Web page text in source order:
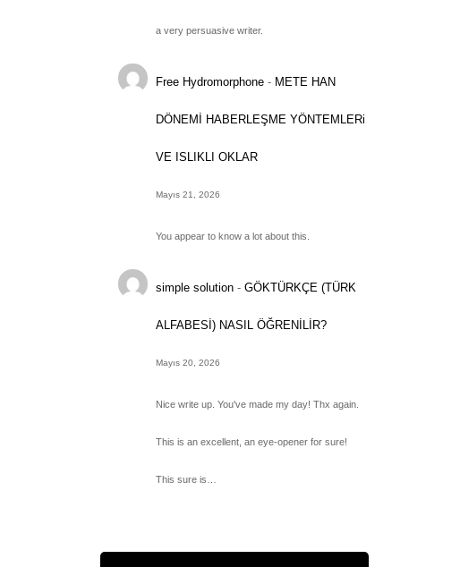
a very persuasive writer.
Free Hydromorphone - METE HAN
DÖNEMİ HABERLEŞME YÖNTEMLERi
VE ISLIKLI OKLAR
Mayıs 21, 2026
You appear to know a lot about this.
simple solution -GÖKTÜRKÇE (TÜRK
ALFABESİ) NASIL ÖĞRENİLİR?
Mayıs 20, 2026
Nice write up. You've made my day! Thx again.
This is an excellent, an eye-opener for sure!
This sure is…